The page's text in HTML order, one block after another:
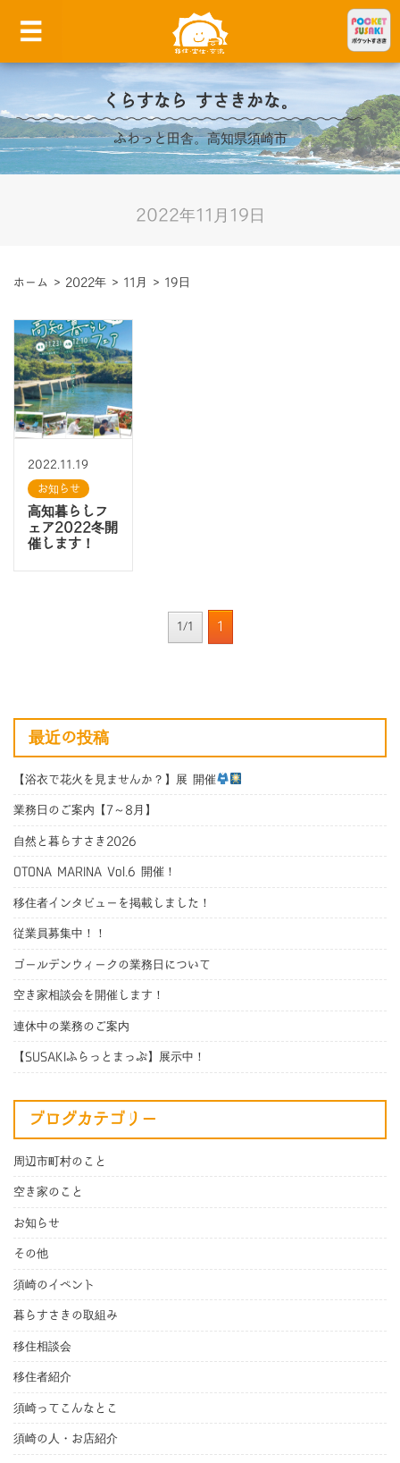
くらすなら すさきかな。
ふわっと田舎。高知県須崎市
2022年11月19日
ホーム > 2022年 > 11月 > 19日
2022.11.19
お知らせ
高知暮らしフ
ェア2022冬開
催します！
1/1 1
最近の投稿
【浴衣で花火を見ませんか？】展 開催
業務日のご案内【7～8月】
自然と暮らすさき2026
OTONA MARINA Vol.6 開催！
移住者インタビューを掲載しました！
従業員募集中！！
ゴールデンウィークの業務日について
空き家相談会を開催します！
連休中の業務のご案内
【SUSAKIふらっとまっぷ】展示中！
ブログカテゴリー
周辺市町村のこと
空き家のこと
お知らせ
その他
須崎のイベント
暮らすさきの取組み
移住相談会
移住者紹介
須崎ってこんなとこ
須崎の人・お店紹介